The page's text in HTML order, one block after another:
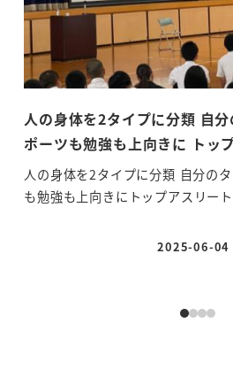
人の身体を2タイプに分類 自
ポーツも勉強も上向きに トッ
人の身体を2タイプに分類 自分の
も勉強も上向きにトップアスリー
投稿日
2025-06-04